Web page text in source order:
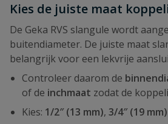
Kies de juiste maat
De Geka RVS slangule wordt
buitendiameter. De juiste maat
belangrijk voor een lekvrije
Controleer daarom de
of de inchmaat zodat de
Kies: 1/2″ (13 mm), 3/4″ (19 mm)